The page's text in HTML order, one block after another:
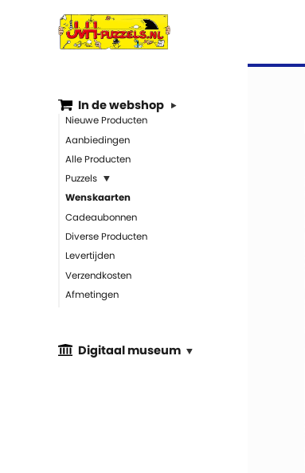
In de webshop
Nieuwe Producten
Aanbiedingen
Alle Producten
Puzzels
Wenskaarten
Cadeaubonnen
Diverse Producten
Levertijden
Verzendkosten
Afmetingen
Digitaal museum